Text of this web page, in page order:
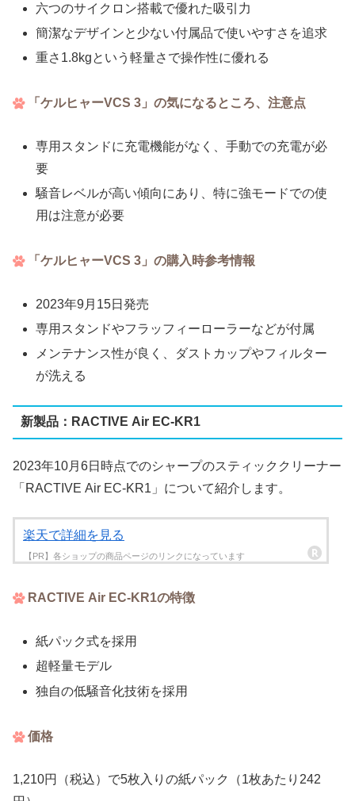
六つのサイクロン搭載で優れた吸引力
簡潔なデザインと少ない付属品で使いやすさを追求
重さ1.8kgという軽量さで操作性に優れる
「ケルヒャーVCS 3」の気になるところ、注意点
専用スタンドに充電機能がなく、手動での充電が必
要
騒音レベルが高い傾向にあり、特に強モードでの使
用は注意が必要
「ケルヒャーVCS 3」の購入時参考情報
2023年9月15日発売
専用スタンドやフラッフィーローラーなどが付属
メンテナンス性が良く、ダストカップやフィルター
が洗える
新製品：RACTIVE Air EC-KR1
2023年10月6日時点でのシャープのスティッククリーナー
「RACTIVE Air EC-KR1」について紹介します。
楽天で詳細を見る
RACTIVE Air EC-KR1の特徴
紙パック式を採用
超軽量モデル
独自の低騒音化技術を採用
価格
1,210円（税込）で5枚入りの紙パック（1枚あたり242